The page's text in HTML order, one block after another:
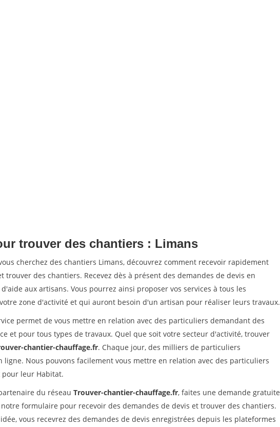
trouver des chantiers : Limans
cherchez des chantiers Limans, découvrez comment recevoir rapidement
trouver des chantiers. Recevez dès à présent des demandes de devis en
aux artisans. Vous pourrez ainsi proposer vos services à tous les
zone d'activité et qui auront besoin d'un artisan pour réaliser leurs travaux.
permet de vous mettre en relation avec des particuliers demandant des
et pour tous types de travaux. Quel que soit votre secteur d'activité, trouver
chantier-chauffage.fr. Chaque jour, des milliers de particuliers
ligne. Nous pouvons facilement vous mettre en relation avec des particuliers
leur Habitat.
du réseau Trouver-chantier-chauffage.fr, faites une demande gratuite
formulaire pour recevoir des demandes de devis et trouver des chantiers.
vous recevrez des demandes de devis enregistrées depuis les plateformes